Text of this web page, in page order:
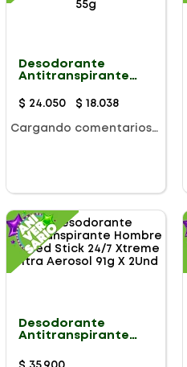
Desodorante
Antitranspirante
Clínical Complete
Cream Barra X 55g
$ 24.050 $ 18.038
Cargando comentarios…
Desodorante
Antitranspirante
24/7 Xtreme Ultra
$ 35.900